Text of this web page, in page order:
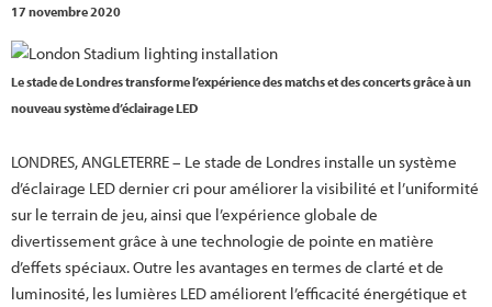
17 novembre 2020
Le stade de Londres transforme l’expérience des matchs et des concerts grâce à un
nouveau système d’éclairage LED
LONDRES, ANGLETERRE – Le stade de Londres installe un système
d’éclairage LED dernier cri pour améliorer la visibilité et l’uniformité
sur le terrain de jeu, ainsi que l’expérience globale de
divertissement grâce à une technologie de pointe en matière
d’effets spéciaux. Outre les avantages en termes de clarté et de
luminosité, les lumières LED améliorent l’efficacité énergétique et